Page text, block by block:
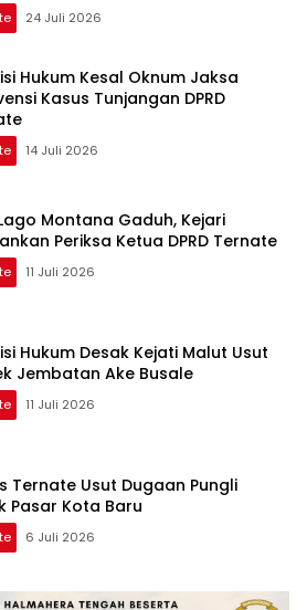
24 Juli 2026
Hukum Kesal Oknum Jaksa
Kasus Tunjangan DPRD
14 Juli 2026
Montana Gaduh, Kejari
Periksa Ketua DPRD Ternate
11 Juli 2026
Hukum Desak Kejati Malut Usut
Jembatan Ake Busale
11 Juli 2026
Ternate Usut Dugaan Pungli
Pasar Kota Baru
6 Juli 2026